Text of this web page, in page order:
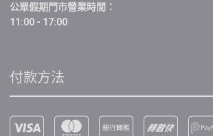
公眾假期門市營業時間：
11:00 - 17:00
付款方法